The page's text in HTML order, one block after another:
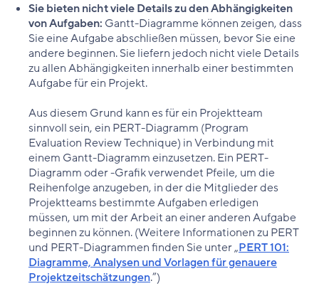
Sie bieten nicht viele Details zu den Abhängigkeiten
von Aufgaben: Gantt-Diagramme können zeigen, dass
Sie eine Aufgabe abschließen müssen, bevor Sie eine
andere beginnen. Sie liefern jedoch nicht viele Details
zu allen Abhängigkeiten innerhalb einer bestimmten
Aufgabe für ein Projekt.
Aus diesem Grund kann es für ein Projektteam
sinnvoll sein, ein PERT-Diagramm (Program
Evaluation Review Technique) in Verbindung mit
einem Gantt-Diagramm einzusetzen. Ein PERT-
Diagramm oder -Grafik verwendet Pfeile, um die
Reihenfolge anzugeben, in der die Mitglieder des
Projektteams bestimmte Aufgaben erledigen
müssen, um mit der Arbeit an einer anderen Aufgabe
beginnen zu können. (Weitere Informationen zu PERT
und PERT-Diagrammen finden Sie unter „PERT 101:
Diagramme, Analysen und Vorlagen für genauere
Projektzeitschätzungen.”)